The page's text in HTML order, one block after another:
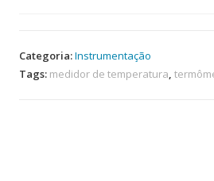
Categoria:Instrumentação
Tags: medidor de temperatura,